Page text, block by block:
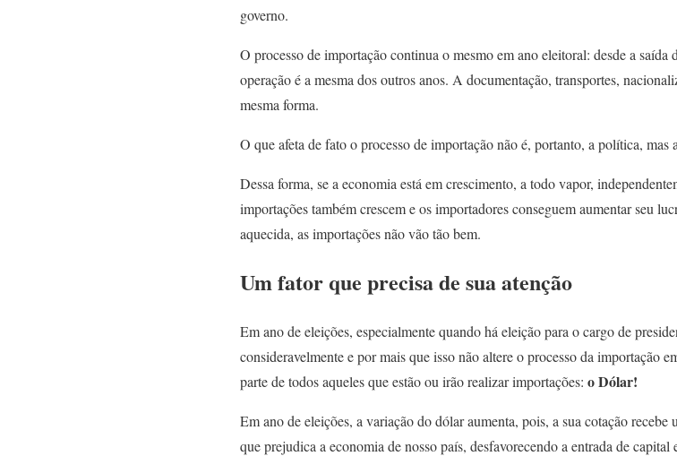
governo.
O processo de importação continua o mesmo em ano eleitoral: desde a
operação é a mesma dos outros anos. A documentação, transportes,
mesma forma.
O que afeta de fato o processo de importação não é, portanto, a política, mas
Dessa forma, se a economia está em crescimento, a todo vapor,
importações também crescem e os importadores conseguem aumentar seu
aquecida, as importações não vão tão bem.
Um fator que precisa de sua atenção
Em ano de eleições, especialmente quando há eleição para o cargo de
consideravelmente e por mais que isso não altere o processo da importação
parte de todos aqueles que estão ou irão realizar importações: o Dólar!
Em ano de eleições, a variação do dólar aumenta, pois, a sua cotação
que prejudica a economia de nosso país, desfavorecendo a entrada de